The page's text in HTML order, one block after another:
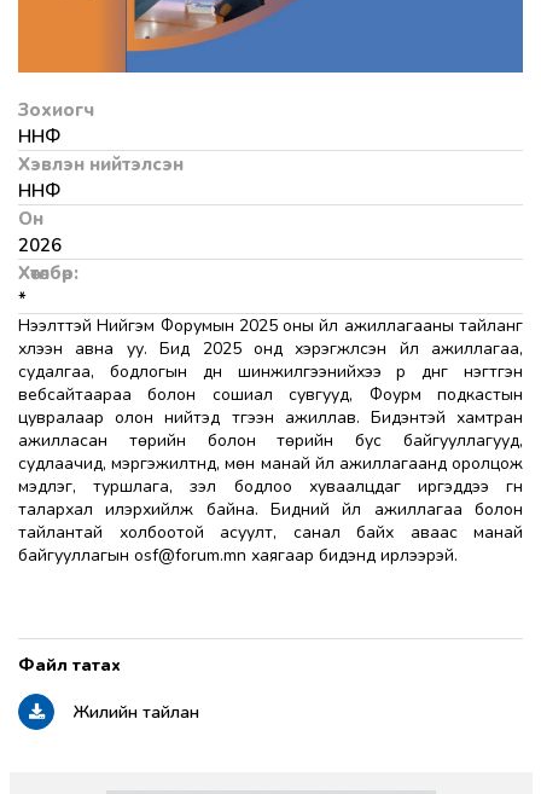
Зохиогч
ННФ
Хэвлэн нийтэлсэн
ННФ
Он
2026
Хөтөлбөр:
*
Нээлттэй Нийгэм Форумын 2025 оны үйл ажиллагааны тайланг
хүлээн авна уу. Бид 2025 онд хэрэгжүүлсэн үйл ажиллагаа,
судалгаа, бодлогын дүн шинжилгээнийхээ үр дүнг нэгтгэн
вебсайтаараа болон сошиал сувгууд, Фоурм подкастын
цувралаар олон нийтэд түгээн ажиллав. Бидэнтэй хамтран
ажилласан төрийн болон төрийн бус байгууллагууд,
судлаачид, мэргэжилтнүүд, мөн манай үйл ажиллагаанд оролцож
мэдлэг, туршлага, үзэл бодлоо хуваалцдаг иргэддээ гүн
талархал илэрхийлж байна. Бидний үйл ажиллагаа болон
тайлантай холбоотой асуулт, санал байх аваас манай
байгууллагын osf@forum.mn хаягаар бидэнд ирүүлээрэй.
Жилийн тайлан